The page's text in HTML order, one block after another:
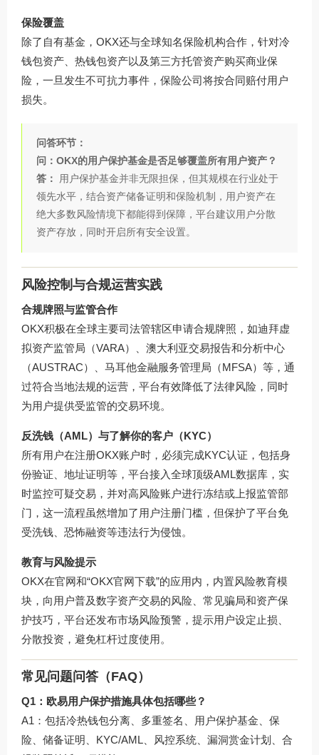
保险覆盖
除了自有基金，OKX还与全球知名保险机构合作，针对冷
钱包资产、热钱包资产以及第三方托管资产购买商业保
险，一旦发生不可抗力事件，保险公司将按合同赔付用户
损失。
问答环节：
问：OKX的用户保护基金是否足够覆盖所有用户资产？
答：
用户保护基金并非无限担保，但其规模在行业处于
领先水平，结合资产储备证明和保险机制，用户资产在
绝大多数风险情境下都能得到保障，平台建议用户分散
资产存放，同时开启所有安全设置。
风险控制与合规运营实践
合规牌照与监管合作
OKX积极在全球主要司法管辖区申请合规牌照，如迪拜虚
拟资产监管局（VARA）、澳大利亚交易报告和分析中心
（AUSTRAC）、马耳他金融服务管理局（MFSA）等，通
过符合当地法规的运营，平台有效降低了法律风险，同时
为用户提供受监管的交易环境。
反洗钱（AML）与了解你的客户（KYC）
所有用户在注册OKX账户时，必须完成KYC认证，包括身
份验证、地址证明等，平台接入全球顶级AML数据库，实
时监控可疑交易，并对高风险账户进行冻结或上报监管部
门，这一流程虽然增加了用户注册门槛，但保护了平台免
受洗钱、恐怖融资等违法行为侵蚀。
教育与风险提示
OKX在官网和“OKX官网下载”的应用内，内置风险教育模
块，向用户普及数字资产交易的风险、常见骗局和资产保
护技巧，平台还发布市场风险预警，提示用户设定止损、
分散投资，避免杠杆过度使用。
常见问题问答（FAQ）
Q1：欧易用户保护措施具体包括哪些？
A1：包括冷热钱包分离、多重签名、用户保护基金、保
险、储备证明、KYC/AML、风控系统、漏洞赏金计划、合